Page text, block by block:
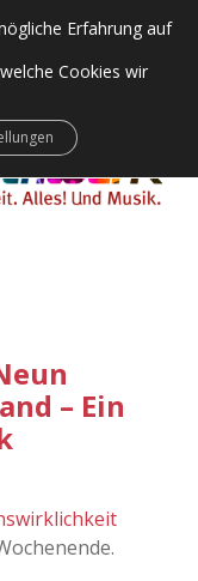
öffnen
Bluesky
– Ein
Erfahrung auf
Cookies wir